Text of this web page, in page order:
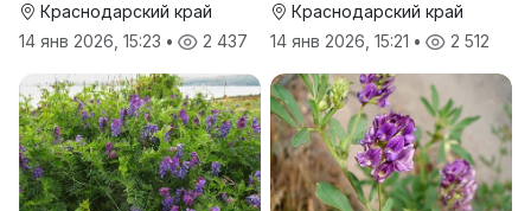
Краснодарский край
14 янв 2026, 15:23 • 2 437
Краснодарский край
14 янв 2026, 15:21 • 2 512